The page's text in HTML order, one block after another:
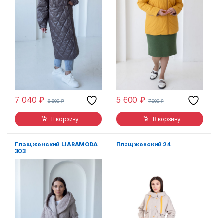
7 040₽ 8 800₽
В корзину
5 600₽ 7 000₽
В корзину
Плащ женский LIARAMODA
303
Плащ женский 24